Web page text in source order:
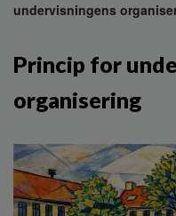
undervisningens
Princip for
organisering